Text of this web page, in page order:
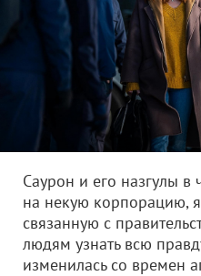
Саурон и его назгулы в
на некую корпорацию,
связанную с
людям узнать всю
изменилась со времен